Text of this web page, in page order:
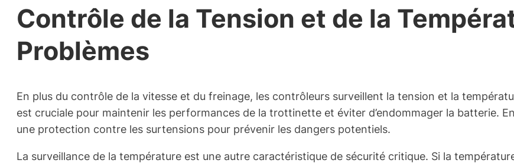
Contrôle de la Tension et de la
Problèmes
En plus du contrôle de la vitesse et du freinage, les contrôleurs surveillent la tension et la
est cruciale pour maintenir les performances de la trottinette et éviter d’endommager la batterie.
une protection contre les surtensions pour prévenir les dangers potentiels.
La surveillance de la température est une autre caractéristique de sécurité critique. Si la